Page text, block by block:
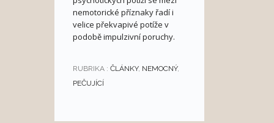
nemotorické příznaky řadí i
velice překvapivé potíže v
podobě impulzivní poruchy.
RUBRIKA : ČLÁNKY, NEMOCNÝ,
PEČUJÍCÍ